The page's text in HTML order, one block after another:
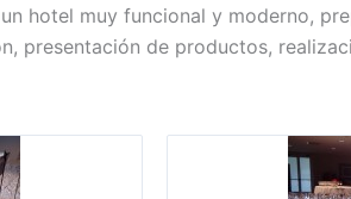
hotel muy funcional y moderno,
presentación de productos,